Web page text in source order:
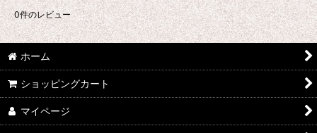
0件のレビュー
ホーム
ショッピングカート
マイページ